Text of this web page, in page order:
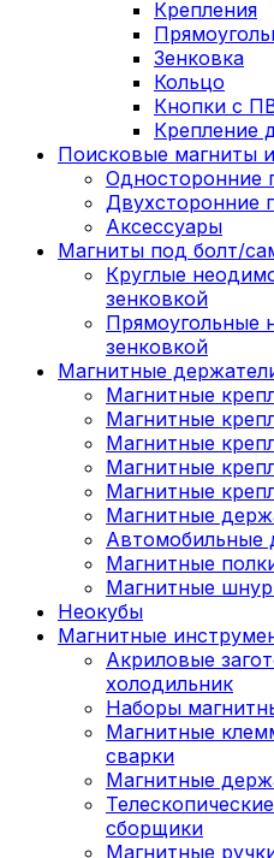
Крепления
Зенковка
Кольцо
Кнопки с
Крепление
Поисковые магниты
Односторонние
Двухсторонние
Аксессуары
Магниты под болт/
Круглые
зенковкой
Прямоугольные
зенковкой
Магнитные
Магнитные
Магнитные
Магнитные
Магнитные
Магнитные
Магнитные
Автомобильные
Магнитные
Магнитные
Неокубы
Магнитные
Акриловые
холодильник
Наборы
Магнитные
сварки
Магнитные
сборщики
Магнитные